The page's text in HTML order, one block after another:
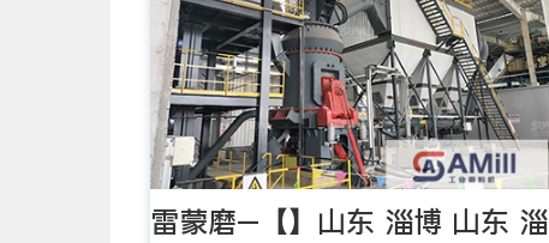
雷蒙磨–【】山东 淄博 山东 淄